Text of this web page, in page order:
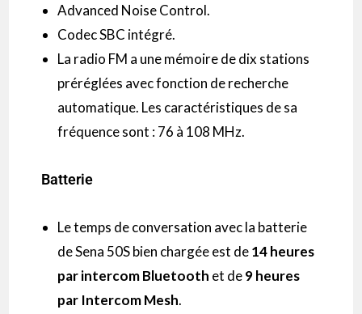
Advanced Noise Control.
Codec SBC intégré.
La radio FM a une mémoire de dix stations
préréglées avec fonction de recherche
automatique. Les caractéristiques de sa
fréquence sont : 76 à 108 MHz.
Batterie
Le temps de conversation avec la batterie
de Sena 50S bien chargée est de14 heures
par intercom Bluetooth et de9 heures
par Intercom Mesh.